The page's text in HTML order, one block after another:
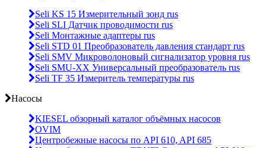
Seli KS 15 Измерительный зонд rus
Seli SLI Датчик проводимости rus
Seli Монтажные адаптеры rus
Seli STD 01 Преобразователь давления стандарт rus
Seli SMV Микроволоновый сигнализатор уровня rus
Seli SMU-ХХ Универсальный преобразователь rus
Seli TF 35 Измеритель температуры rus
Насосы
KIESEL обзорный каталог объёмных насосов
OVIM
Центробежные насосы по API 610, API 685